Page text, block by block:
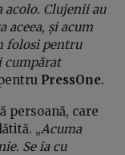
acolo. Clujenii au
aceea, și acum
folosi pentru
cumpărat
PressOne.
persoană, care
„Acuma
Se ia cu